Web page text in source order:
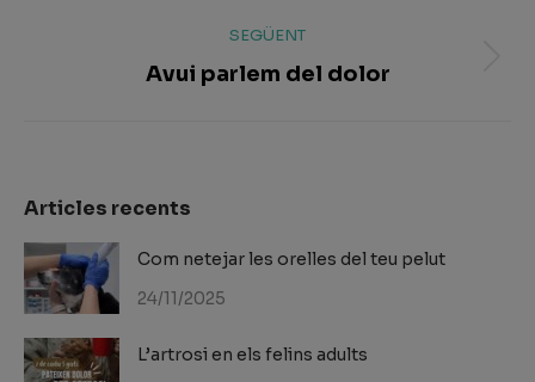
SEGÜENT
Article
Avui parlem del dolor
Articles recents
Com netejar les orelles del teu pelut
24/11/2025
L’artrosi en els felins adults